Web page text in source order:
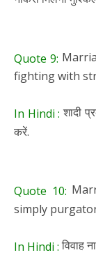
Quote 9:
fighting with
In Hindi : शादी
करें.
Quote 10:
simply
In Hindi :विवाह